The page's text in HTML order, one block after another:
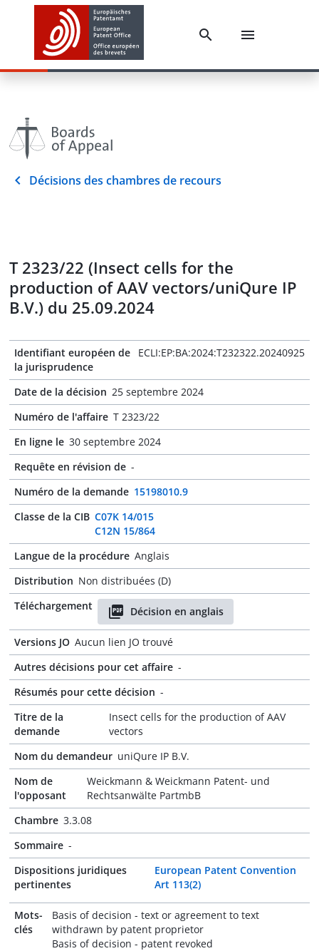
Décisions des chambres de recours
T 2323/22 (Insect cells for the
production of AAV vectors/uniQure IP
B.V.) du 25.09.2024
Identifiant européen de
la jurisprudence
ECLI:EP:BA:2024:T232322.20240925
Date de la décision 25 septembre 2024
Numéro de l'affaire T 2323/22
En ligne le 30 septembre 2024
Requête en révision de -
Numéro de la demande 15198010.9
Classe de la CIB C07K 14/015
C12N 15/864
Langue de la procédure Anglais
Distribution Non distribuées (D)
Téléchargement
Décision en anglais
Versions JO Aucun lien JO trouvé
Autres décisions pour cet affaire -
Résumés pour cette décision -
Titre de la
demande
Insect cells for the production of AAV
vectors
Nom du demandeur uniQure IP B.V.
Nom de
l'opposant
Weickmann & Weickmann Patent- und
Rechtsanwälte PartmbB
Chambre 3.3.08
Sommaire -
Dispositions juridiques
pertinentes
European Patent Convention
Art 113(2)
Mots-
clés
Basis of decision - text or agreement to text
withdrawn by patent proprietor
Basis of decision - patent revoked